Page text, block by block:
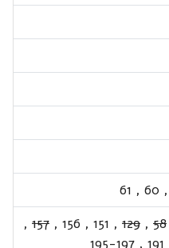
,
60
,
61
58
,
129
,
151
,
156
,
157
,
191
,
195-197